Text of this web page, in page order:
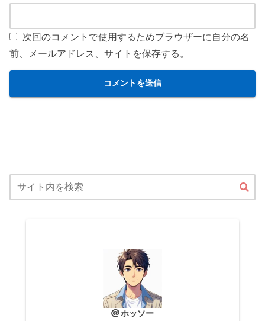
次回のコメントで使用するためブラウザーに自分の名
前、メールアドレス、サイトを保存する。
ホッソー